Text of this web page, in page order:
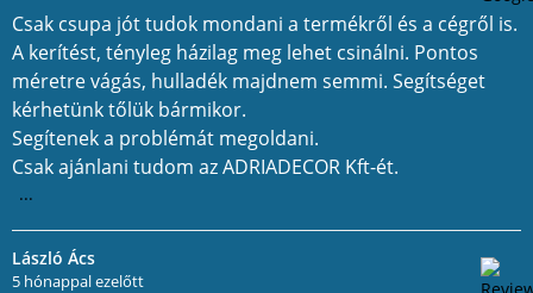
Csak csupa jót tudok mondani a termékről és a cégről is.
A kerítést, tényleg házilag meg lehet csinálni. Pontos
méretre vágás, hulladék majdnem semmi. Segítséget
kérhetünk tőlük bármikor.
Segítenek a problémát megoldani.
Csak ajánlani tudom az ADRIADECOR Kft-ét.
...
László Ács
5 hónappal ezelőtt